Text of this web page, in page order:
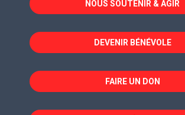
une
fenêtre
une
fenêtre
une
fenêtre
NOUS SOUTENIR & AGIR
DEVENIR BÉNÉVOLE
FAIRE UN DON